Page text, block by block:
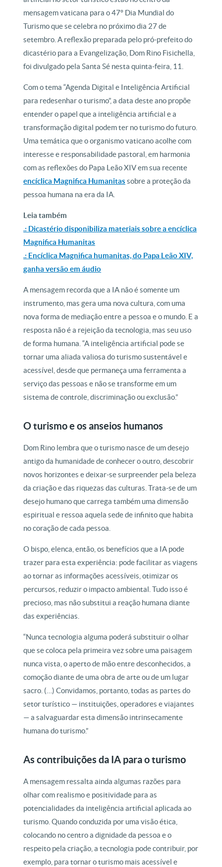
mensagem vaticana para o 47º Dia Mundial do
Turismo que se celebra no próximo dia 27 de
setembro. A reflexão preparada pelo pró-prefeito do
dicastério para a Evangelização, Dom Rino Fisichella,
foi divulgado pela Santa Sé nesta quinta-feira, 11.
Com o tema “Agenda Digital e Inteligência Artificial
para redesenhar o turismo”, a data deste ano propõe
entender o papel que a inteligência artificial e a
transformação digital podem ter no turismo do futuro.
Uma temática que o organismo vaticano acolhe com
interesse e responsabilidade pastoral, em harmonia
com as reflexões do Papa Leão XIV em sua recente
encíclica Magnifica Humanitas sobre a proteção da
pessoa humana na era da IA.
Leia também
.: Dicastério disponibiliza materiais sobre a encíclica
Magnifica Humanitas
.: Encíclica Magnifica humanitas, do Papa Leão XIV,
ganha versão em áudio
A mensagem recorda que a IA não é somente um
instrumento, mas gera uma nova cultura, com uma
nova forma de mediação entre a pessoa e o mundo. E a
resposta não é a rejeição da tecnologia, mas seu uso
de forma humana. “A inteligência artificial pode se
tornar uma aliada valiosa do turismo sustentável e
acessível, desde que permaneça uma ferramenta a
serviço das pessoas e não se transforme em um
sistema de controle, discriminação ou exclusão.”
O turismo e os anseios humanos
Dom Rino lembra que o turismo nasce de um desejo
antigo da humanidade de conhecer o outro, descobrir
novos horizontes e deixar-se surpreender pela beleza
da criação e das riquezas das culturas. Trata-se de um
desejo humano que carrega também uma dimensão
espiritual e ressoa aquela sede de infinito que habita
no coração de cada pessoa.
O bispo, elenca, então, os benefícios que a IA pode
trazer para esta experiência: pode facilitar as viagens
ao tornar as informações acessíveis, otimizar os
percursos, reduzir o impacto ambiental. Tudo isso é
precioso, mas não substitui a reação humana diante
das experiências.
“Nunca tecnologia alguma poderá substituir o olhar
que se coloca pela primeira vez sobre uma paisagem
nunca vista, o aperto de mão entre desconhecidos, a
comoção diante de uma obra de arte ou de um lugar
sacro. (…) Convidamos, portanto, todas as partes do
setor turístico — instituições, operadores e viajantes
— a salvaguardar esta dimensão intrinsecamente
humana do turismo.”
As contribuições da IA para o turismo
A mensagem ressalta ainda algumas razões para
olhar com realismo e positividade para as
potencialidades da inteligência artificial aplicada ao
turismo. Quando conduzida por uma visão ética,
colocando no centro a dignidade da pessoa e o
respeito pela criação, a tecnologia pode contribuir, por
exemplo, para tornar o turismo mais acessível e